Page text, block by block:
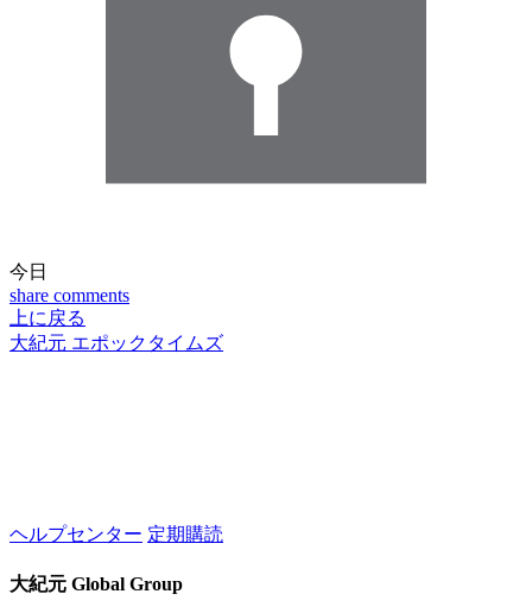
今日
share comments
上に戻る
大紀元 エポックタイムズ
ヘルプセンター 定期購読
大紀元 Global Group